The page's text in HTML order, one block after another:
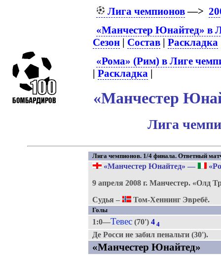
Лига чемпионов—>
«Манчестер Юнайтед» в
Сезон | Состав |Раскладка
«Рома» (Рим) в Лиге
|Раскладка |
«Манчестер
Лига
Лига чемпионов. 1/4 финала. Ответный
«Манчестер Юнайтед» —
9 апреля 2008 г. Манчестер. «Олд
Судья –
Том-Хеннинг Эвребё.
Голы
1:0—Тевес(70') 4 4
Де Росси не забил пенальти (30').
«Манчестер Юнайтед»